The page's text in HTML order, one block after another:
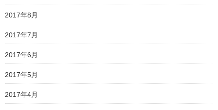
2017年8月
2017年7月
2017年6月
2017年5月
2017年4月